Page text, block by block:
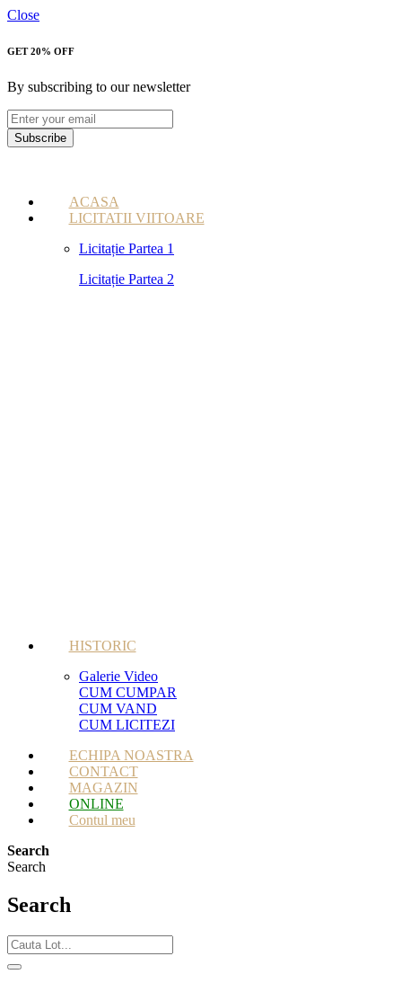
Close
GET 20% OFF
By subscribing to our newsletter
Subscribe
ACASA
LICITATII VIITOARE
Licitație Partea 1
Licitație Partea 2
HISTORIC
Galerie Video
CUM CUMPAR
CUM VAND
CUM LICITEZI
ECHIPA NOASTRA
CONTACT
MAGAZIN
ONLINE
Contul meu
Search
Search
Search